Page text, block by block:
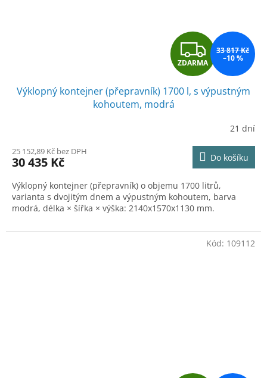
Z
D
A
M
A
ZDARMA
33 817 Kč
–10 %
Výklopný kontejner (přepravník) 1700 l, s výpustným
kohoutem, modrá
21 dní
25 152,89 Kč bez DPH
30 435 Kč Do košíku
Výklopný kontejner (přepravník) o objemu 1700 litrů,
varianta s dvojitým dnem a výpustným kohoutem, barva
modrá, délka × šířka × výška: 2140x1570x1130 mm.
Kód: 109112